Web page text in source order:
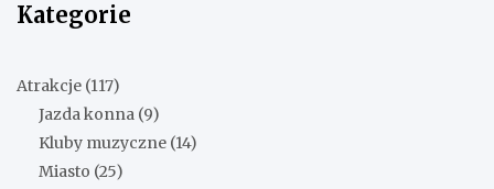
Kategorie
Atrakcje (117)
Jazda konna (9)
Kluby muzyczne (14)
Miasto (25)